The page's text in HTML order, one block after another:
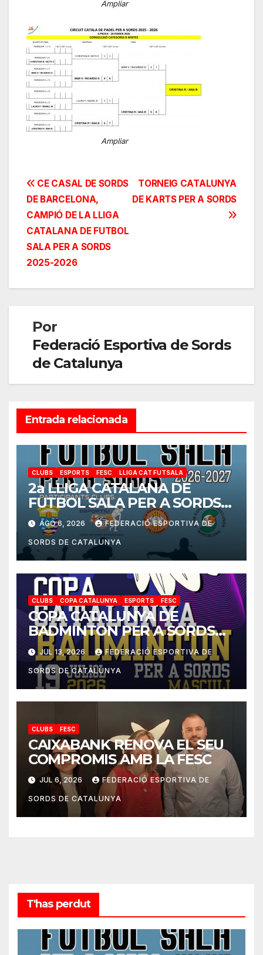
Ampliar
Ampliar
Navegación
de
entradas
TORNEIG CATALUNYA
DE KARTS PER A SORDS
CE CASAL DE SORDS
DE BARCELONA,
CAMPIÓ DE LA LLIGA
CATALANA DE FUTBOL
SALA PER A SORDS
2025-2026
Por
Federació Esportiva de Sords
de Catalunya
Entrada relacionada
CLUBS ESPORTS FESC LLIGA CAT FUTSALA
2a LLIGA CATALANA DE
FUTBOL SALA PER A SORDS
2026-2027
AGO 6, 2026 FEDERACIÓ ESPORTIVA DE
SORDS DE CATALUNYA
CLUBS COPA CATALUNYA ESPORTS FESC
COPA CATALUNYA DE
BADMINTON PER A SORDS
2026
JUL 13, 2026 FEDERACIÓ ESPORTIVA DE
SORDS DE CATALUNYA
CLUBS FESC
CAIXABANK RENOVA EL SEU
COMPROMIS AMB LA FESC
JUL 6, 2026 FEDERACIÓ ESPORTIVA DE
SORDS DE CATALUNYA
T'has perdut